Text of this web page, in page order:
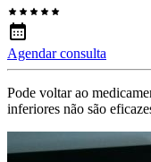
Agendar consulta
Pode voltar ao
inferiores não são